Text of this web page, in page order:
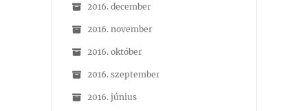
2016. december
2016. november
2016. október
2016. szeptember
2016. június